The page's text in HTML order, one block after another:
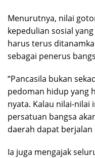
Menurutnya, nilai
kepedulian sosial
harus terus
sebagai penerus
“Pancasila bukan
pedoman hidup yang
nyata. Kalau nilai-nilai
persatuan bangsa
daerah dapat berjalan
Ia juga mengajak